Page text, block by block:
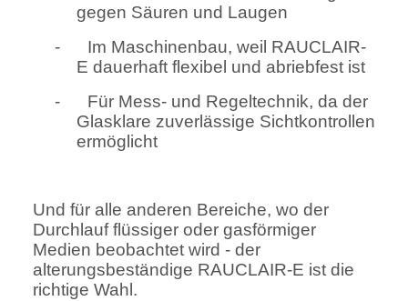
gegen Säuren und Laugen
-
Im Maschinenbau, weil RAUCLAIR-
E dauerhaft flexibel und abriebfest ist
-
Für Mess- und Regeltechnik, da der
Glasklare zuverlässige Sichtkontrollen
ermöglicht
Und für alle anderen Bereiche, wo der
Durchlauf flüssiger oder gasförmiger
Medien beobachtet wird - der
alterungsbeständige RAUCLAIR-E ist die
richtige Wahl.